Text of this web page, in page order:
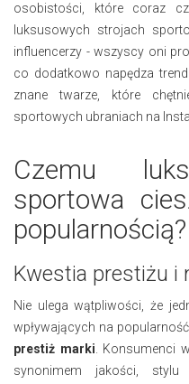
osobistości, które coraz
luksusowych strojach
influencerzy - wszyscy oni
co dodatkowo napędza
znane twarze, które
sportowych ubraniach na
Czemu
sportowa
popularnością?
Kwestia prestiżu i
Nie ulega wątpliwości, że
wpływających na
prestiż marki . Konsumenci
synonimem jakości,